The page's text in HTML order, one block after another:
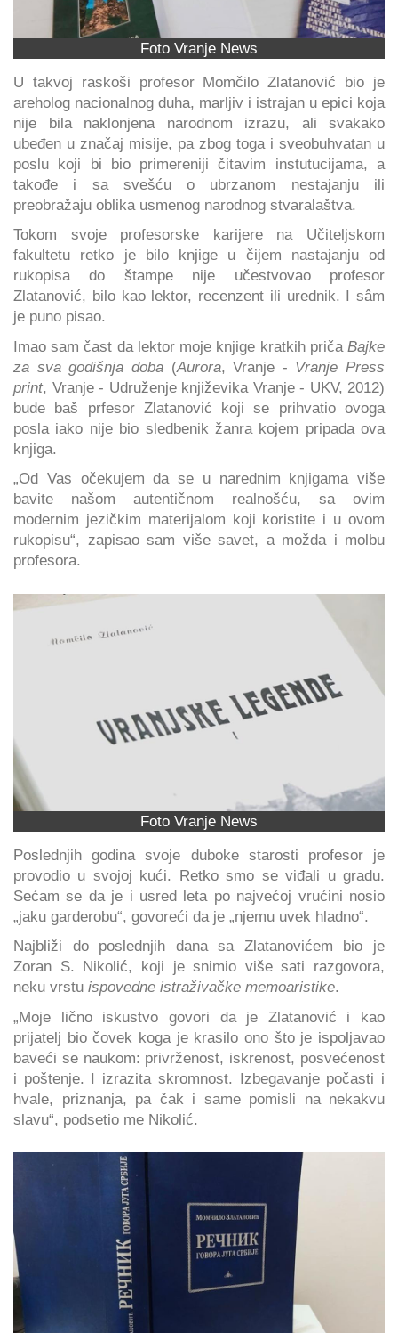
Foto Vranje News
U takvoj raskoši profesor Momčilo Zlatanović bio je
areholog nacionalnog duha, marljiv i istrajan u epici koja
nije bila naklonjena narodnom izrazu, ali svakako
ubeđen u značaj misije, pa zbog toga i sveobuhvatan u
poslu koji bi bio primereniji čitavim instutucijama, a
takođe i sa svešću o ubrzanom nestajanju ili
preobražaju oblika usmenog narodnog stvaralaštva.
Tokom svoje profesorske karijere na Učiteljskom
fakultetu retko je bilo knjige u čijem nastajanju od
rukopisa do štampe nije učestvovao profesor
Zlatanović, bilo kao lektor, recenzent ili urednik. I sâm
je puno pisao.
Imao sam čast da lektor moje knjige kratkih priča Bajke
za sva godišnja doba(Aurora, Vranje - Vranje Press
print, Vranje - Udruženje književika Vranje - UKV, 2012)
bude baš prfesor Zlatanović koji se prihvatio ovoga
posla iako nije bio sledbenik žanra kojem pripada ova
knjiga.
„Od Vas očekujem da se u narednim knjigama više
bavite našom autentičnom realnošću, sa ovim
modernim jezičkim materijalom koji koristite i u ovom
rukopisu“, zapisao sam više savet, a možda i molbu
profesora.
Foto Vranje News
Poslednjih godina svoje duboke starosti profesor je
provodio u svojoj kući. Retko smo se viđali u gradu.
Sećam se da je i usred leta po najvećoj vrućini nosio
„jaku garderobu“, govoreći da je „njemu uvek hladno“.
Najbliži do poslednjih dana sa Zlatanovićem bio je
Zoran S. Nikolić, koji je snimio više sati razgovora,
neku vrstu ispovedne istraživačke memoaristike.
„Moje lično iskustvo govori da je Zlatanović i kao
prijatelj bio čovek koga je krasilo ono što je ispoljavao
baveći se naukom: privrženost, iskrenost, posvećenost
i poštenje. I izrazita skromnost. Izbegavanje počasti i
hvale, priznanja, pa čak i same pomisli na nekakvu
slavu“, podsetio me Nikolić.